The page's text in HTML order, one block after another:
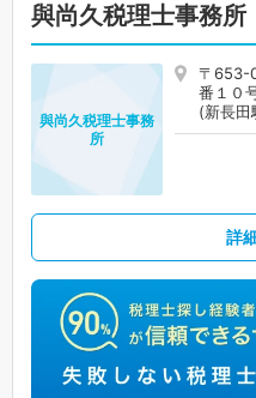
與尚久税理士事務所
〒653-
番１０
(新長田
與尚久税理士事務
所
詳